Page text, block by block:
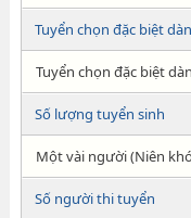
Tuyển chọn đặc biệt
Tuyển chọn đặc biệt
Số lượng tuyển sinh
Một vài người (Niên
Số người thi tuyển